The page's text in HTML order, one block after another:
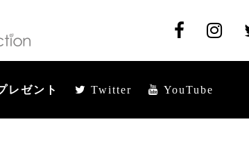
レゼント Twitter YouTube